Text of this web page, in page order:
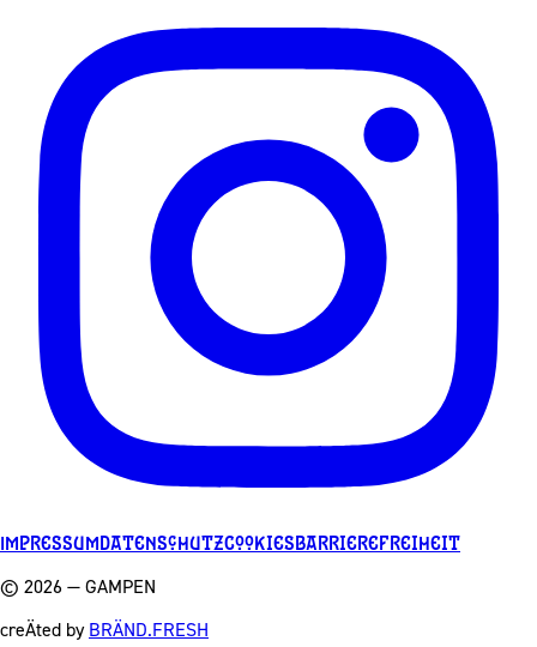
ImpressumDatenschutzCookiesBarrierefreiheit
© 2026 — GAMPEN
creÄted by BRÄND.FRESH